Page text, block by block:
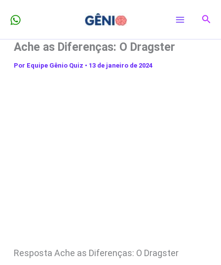
para
conteúdo
Ache as Diferenças: O Dragster
Por Equipe Gênio Quiz • 13 de janeiro de 2024
Resposta Ache as Diferenças: O Dragster